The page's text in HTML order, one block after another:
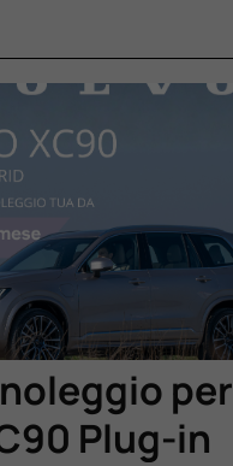
per
Plug-in